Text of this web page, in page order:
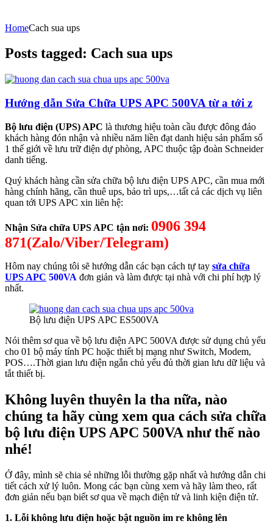
HomeCach sua ups
Posts tagged: Cach sua ups
Hướng dẫn Sửa Chữa UPS APC 500VA từ a tới z
Bộ lưu điện (UPS) APC là thương hiệu toàn cầu được đông đảo
khách hàng đón nhận và nhiều năm liền đạt danh hiệu sản phẩm số
1 thế giới về lưu trữ điện dự phòng, APC thuộc tập đoàn Schneider
danh tiếng.
Quý khách hàng cần sửa chữa bộ lưu điện UPS APC, cần mua mới
hàng chính hãng, cần thuê ups, bảo trì ups,…tất cả các dịch vụ liên
quan tới UPS APC xin liên hệ:
Nhận Sửa chữa UPS APC tận nơi: 0906 394
871(Zalo/Viber/Telegram)
Hôm nay chúng tôi sẽ hướng dẫn các bạn cách tự tay sửa chữa
UPS APC 500VA đơn giản và làm được tại nhà với chi phí hợp lý
nhất.
Bộ lưu điện UPS APC ES500VA
Nói thêm sơ qua về bộ lưu điện APC 500VA được sử dụng chủ yếu
cho 01 bộ máy tính PC hoặc thiết bị mạng như Switch, Modem,
POS….Thời gian lưu điện ngắn chủ yếu đủ thời gian lưu dữ liệu và
tắt thiết bị.
Không luyên thuyên la tha nữa, nào
chúng ta hãy cùng xem qua cách sửa chữa
bộ lưu điện UPS APC 500VA như thế nào
nhé!
Ở đây, mình sẽ chia sẻ những lỗi thường gặp nhất và hướng dẫn chi
tiết cách xử lý luôn. Mong các bạn cùng xem và hãy làm theo, rất
đơn giản nếu bạn biết sơ qua về mạch điện tử và linh kiện điện tử.
1. Lỗi không lưu điện hoặc bật nguồn im re không lên